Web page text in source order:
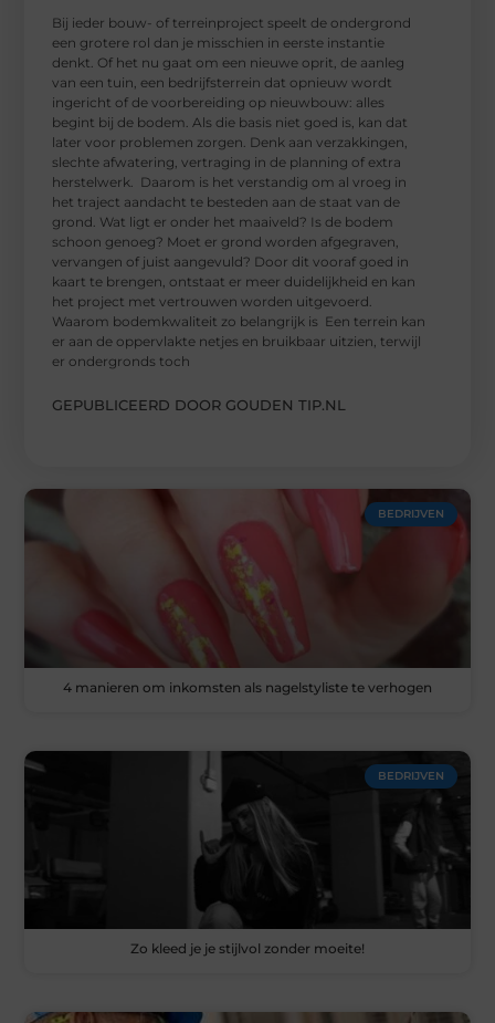
Bij ieder bouw- of terreinproject speelt de ondergrond
een grotere rol dan je misschien in eerste instantie
denkt. Of het nu gaat om een nieuwe oprit, de aanleg
van een tuin, een bedrijfsterrein dat opnieuw wordt
ingericht of de voorbereiding op nieuwbouw: alles
begint bij de bodem. Als die basis niet goed is, kan dat
later voor problemen zorgen. Denk aan verzakkingen,
slechte afwatering, vertraging in de planning of extra
herstelwerk. Daarom is het verstandig om al vroeg in
het traject aandacht te besteden aan de staat van de
grond. Wat ligt er onder het maaiveld? Is de bodem
schoon genoeg? Moet er grond worden afgegraven,
vervangen of juist aangevuld? Door dit vooraf goed in
kaart te brengen, ontstaat er meer duidelijkheid en kan
het project met vertrouwen worden uitgevoerd.
Waarom bodemkwaliteit zo belangrijk is Een terrein kan
er aan de oppervlakte netjes en bruikbaar uitzien, terwijl
er ondergronds toch
GEPUBLICEERD DOOR GOUDEN TIP.NL
BEDRIJVEN
4 manieren om inkomsten als nagelstyliste te verhogen
BEDRIJVEN
Zo kleed je je stijlvol zonder moeite!